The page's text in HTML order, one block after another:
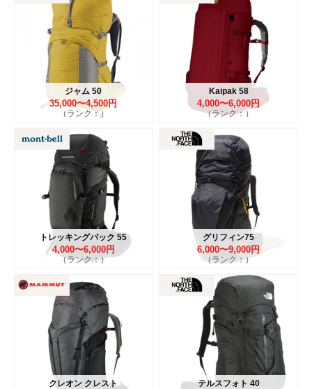
ジャム 50
35,000〜4,500円
（ランク：）
Kaipak 58
4,000〜6,000円
（ランク：）
トレッキングパック 55
4,000〜6,000円
（ランク：）
グリフィン75
6,000〜9,000円
（ランク：）
クレオン クレスト テルスフォト 40